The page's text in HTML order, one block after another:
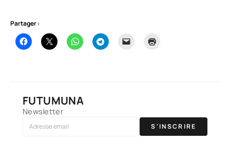
Partager :
FUTUMUNA
Newsletter
S'INSCRIRE